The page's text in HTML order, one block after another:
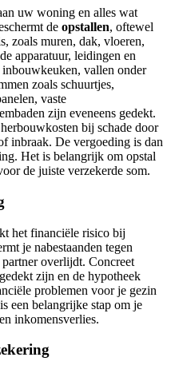
uw woning en alles wat
de opstallen, oftewel
zoals muren, dak, vloeren,
apparatuur, leidingen en
inbouwkeuken, vallen onder
zoals schuurtjes,
vaste
zijn eveneens gedekt.
bij schade door
inbraak. De vergoeding is dan
Het is belangrijk om opstal
de juiste verzekerde som.
het financiële risico bij
je nabestaanden tegen
overlijdt. Concreet
zijn en de hypotheek
problemen voor je gezin
een belangrijke stap om je
inkomensverlies.